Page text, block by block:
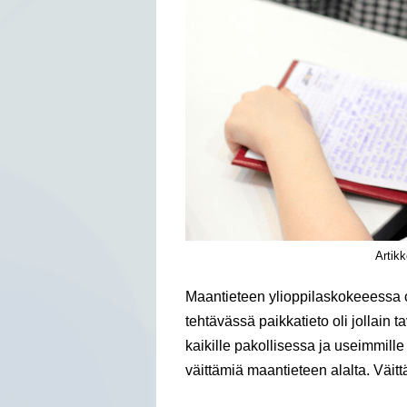
Maantieteen
tehtävässä paikkatieto oli jollain
kaikille pakollisessa ja
väittämiä maantieteen alalta.